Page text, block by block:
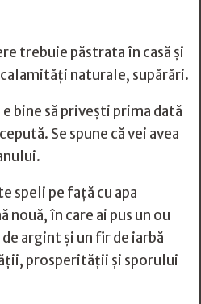
trebuie păstrata în casă şi
calamităţi naturale, supărări.
bine să priveşti prima dată
Se spune că vei avea
speli pe faţă cu apa
în care ai pus un ou
argint şi un fir de iarbă
prosperităţii şi sporului